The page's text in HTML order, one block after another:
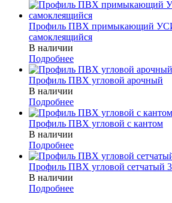
Профиль ПВХ примыкающий
самоклеящийся
В наличии
Подробнее
Профиль ПВХ угловой арочный
В наличии
Подробнее
Профиль ПВХ угловой с кантом
В наличии
Подробнее
Профиль ПВХ угловой сетчатый
В наличии
Подробнее